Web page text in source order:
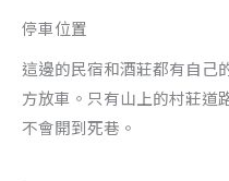
停車位置
這邊的民宿和酒莊都有自己
方放車。只有山上的村莊道
不會開到死巷。